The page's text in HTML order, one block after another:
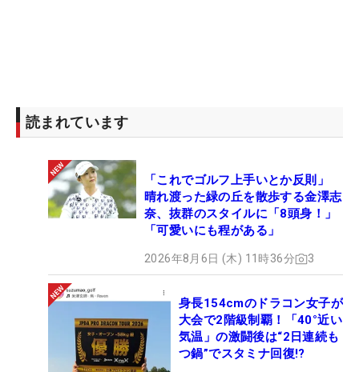
読まれています
「これでゴルフ上手いとか反則」
晴れ渡った緑の丘を散歩する金澤志
奈、抜群のスタイルに「8頭身！」
「可愛いにも程がある」
2026年8月6日 (木) 11時36分 3
身長154cmのドラコン女子が
大会で2階級制覇！「40°近い
気温」の激闘後は“2日連続も
つ鍋”でスタミナ回復!?